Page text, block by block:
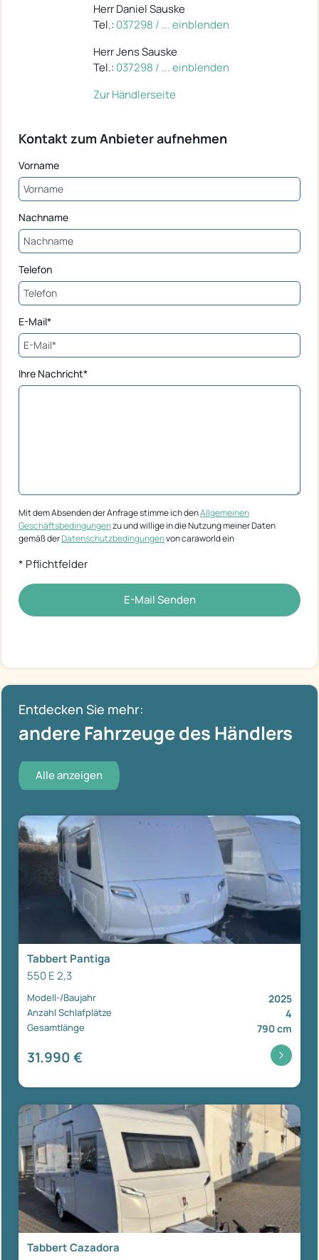
Herr Daniel Sauske
Tel.: 037298 / ... einblenden
Herr Jens Sauske
Tel.: 037298 / ... einblenden
Zur Händlerseite
Kontakt zum Anbieter aufnehmen
Vorname
Nachname
Telefon
E-Mail*
Ihre Nachricht*
Mit dem Absenden der Anfrage stimme ich denAllgemeinen
Geschäftsbedingungenzu und willige in die Nutzung meiner Daten
gemäß derDatenschutzbedingungenvon caraworld ein
* Pflichtfelder
E-Mail Senden
Entdecken Sie mehr:
andere Fahrzeuge des Händlers
Alle anzeigen
Tabbert Pantiga
550 E 2,3
Modell-/Baujahr 2025
Anzahl Schlafplätze 4
Gesamtlänge 790 cm
31.990 €
Tabbert Cazadora